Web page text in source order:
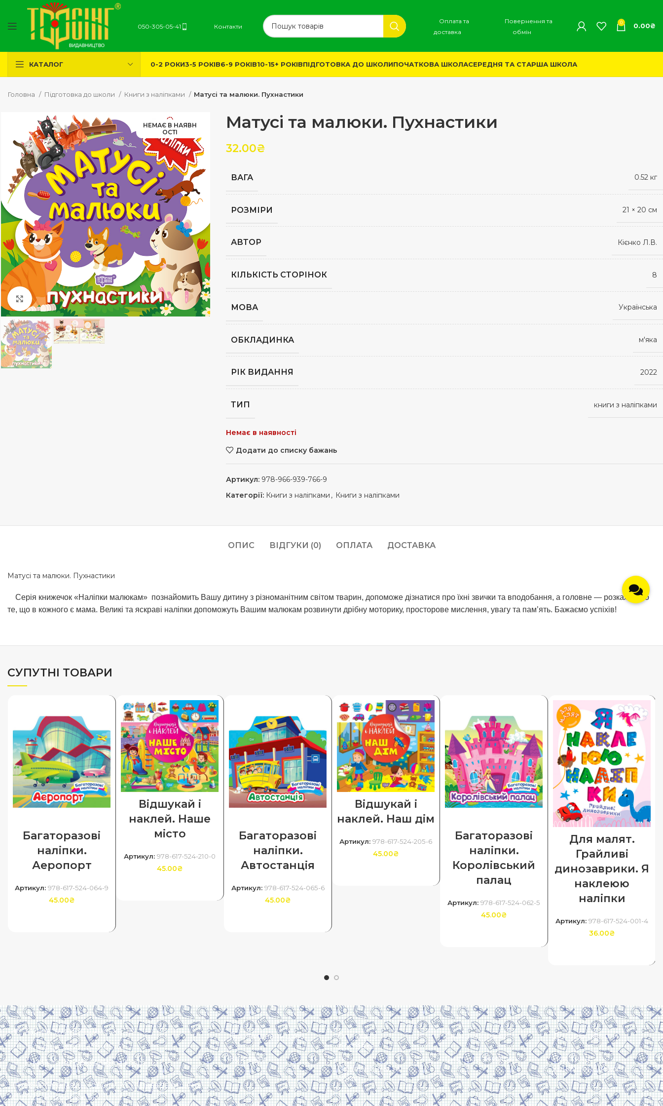
050-305-05-41 Контакти
Оплата та
доставка
Повернення та
обмін
0 0.00₴
КАТАЛОГ 0-2 РОКИ3-5 РОКІВ6-9 РОКІВ10-15+ РОКІВПІДГОТОВКА ДО ШКОЛИПОЧАТКОВА ШКОЛАСЕРЕДНЯ ТА СТАРША ШКОЛА
Головна Підготовка до школи Книги з наліпками Матусі та малюки. Пухнастики
НЕМАЄ В НАЯВН
ОСТІ
Клацніть, щоб збільшити
Матусі та малюки. Пухнастики
32.00₴
ВАГА 0.52 кг
РОЗМІРИ 21 × 20 см
АВТОР Кієнко Л.В.
КІЛЬКІСТЬ СТОРІНОК 8
МОВА Українська
ОБКЛАДИНКА м'яка
РІК ВИДАННЯ 2022
ТИП книги з наліпками
Немає в наявності
Додати до списку бажань
Артикул: 978-966-939-766-9
Категорії: Книги з наліпками , Книги з наліпками
ОПИС ВІДГУКИ (0) ОПЛАТА ДОСТАВКА
Матусі та малюки. Пухнастики
Серія книжечок «Наліпки малюкам» познайомить Вашу дитину з різноманітним світом тварин, допоможе дізнатися про їхні звички та вподобання, а головне — розкаже про
те, що в кожного є мама. Великі та яскраві наліпки допоможуть Вашим малюкам розвинути дрібну моторику, просторове мислення, увагу та пам’ять. Бажаємо успіхів!
СУПУТНІ ТОВАРИ
Багаторазові
наліпки.
Аеропорт
Артикул: 978-617-524-064-9
45.00₴
Відшукай і
наклей. Наше
місто
Артикул: 978-617-524-210-0
45.00₴
Багаторазові
наліпки.
Автостанція
Артикул: 978-617-524-065-6
45.00₴
Відшукай і
наклей. Наш дім
Артикул: 978-617-524-205-6
45.00₴
Багаторазові
наліпки.
Королівський
палац
Артикул: 978-617-524-062-5
45.00₴
Для малят.
Грайливі
динозаврики. Я
наклеюю
наліпки
Артикул: 978-617-524-001-4
36.00₴
Харків, вулиця Сумська, 13
Телефон: (050) 305-05-41
E-Mail: torsingplus@gmail.com
Інтернет-магазин Торсінг. Усі права захищені
© 2024. Розробка:Skill Unit
Про видавництво
Контакти
Оплата та
доставка
Повернення та
обмін
Скачати прайс
Система знижок
Договір оферти
Політика
конфіденційності